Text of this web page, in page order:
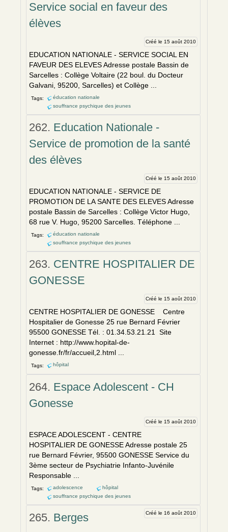
Service social en faveur des
élèves
Créé le 15 août 2010
EDUCATION NATIONALE - SERVICE SOCIAL EN
FAVEUR DES ELEVES Adresse postale Bassin de
Sarcelles : Collège Voltaire (22 boul. du Docteur
Galvani, 95200, Sarcelles) et Collège ...
Tags:
éducation nationale
souffrance psychique des jeunes
262. Education Nationale -
Service de promotion de la santé
des élèves
Créé le 15 août 2010
EDUCATION NATIONALE - SERVICE DE
PROMOTION DE LA SANTE DES ELEVES Adresse
postale Bassin de Sarcelles : Collège Victor Hugo,
68 rue V. Hugo, 95200 Sarcelles. Téléphone ...
Tags:
éducation nationale
souffrance psychique des jeunes
263. CENTRE HOSPITALIER DE
GONESSE
Créé le 15 août 2010
CENTRE HOSPITALIER DE GONESSE Centre
Hospitalier de Gonesse 25 rue Bernard Février
95500 GONESSE Tél. : 01.34.53.21.21 Site
Internet : http://www.hopital-de-
gonesse.fr/fr/accueil,2.html ...
Tags: hôpital
264. Espace Adolescent - CH
Gonesse
Créé le 15 août 2010
ESPACE ADOLESCENT - CENTRE
HOSPITALIER DE GONESSE Adresse postale 25
rue Bernard Février, 95500 GONESSE Service du
3ème secteur de Psychiatrie Infanto-Juvénile
Responsable ...
Tags: adolescence
hôpital
souffrance psychique des jeunes
265. Berges Créé le 16 août 2010